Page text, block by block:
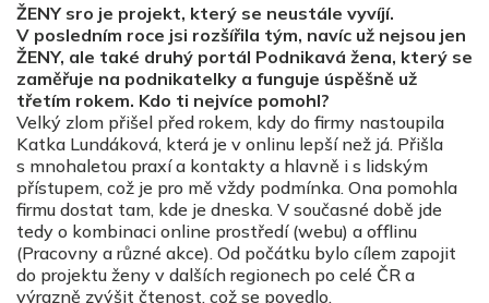
ŽENY sro je projekt, který se neustále vyvíjí.
V posledním roce jsi rozšířila tým, navíc už nejsou jen
ŽENY, ale také druhý portál Podnikavá žena, který se
zaměřuje na podnikatelky a funguje úspěšně už
třetím rokem. Kdo ti nejvíce pomohl?
Velký zlom přišel před rokem, kdy do firmy nastoupila
Katka Lundáková, která je v onlinu lepší než já. Přišla
s mnohaletou praxí a kontakty a hlavně i s lidským
přístupem, což je pro mě vždy podmínka. Ona pomohla
firmu dostat tam, kde je dneska. V současné době jde
tedy o kombinaci online prostředí (webu) a offlinu
(Pracovny a různé akce). Od počátku bylo cílem zapojit
do projektu ženy v dalších regionech po celé ČR a
výrazně zvýšit čtenost, což se povedlo.